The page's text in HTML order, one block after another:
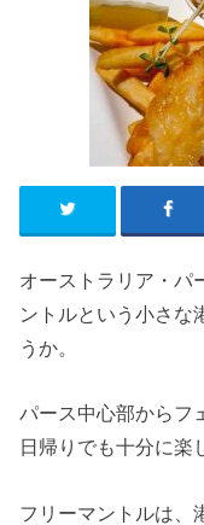
オーストラリア・パ
ントルという小さな
うか。
パース中心部からフ
日帰りでも十分に楽
フリーマントルは、